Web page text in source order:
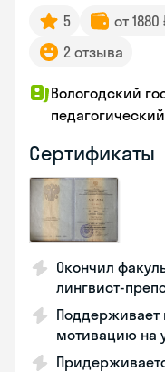
5 от
2 отзыва
Вологодский
Сертификаты
Окончил
лингвист-
Поддерживает
мотивацию на